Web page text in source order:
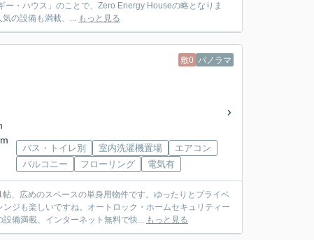
・ハウス」のことで、Zero Energy Houseの略となりま
の設備も満載、... もっと見る
敷0 パノラマ
バス・トイレ別 室内洗濯機置場
エアコン
バルコニー
フローリング 電気有
、広めのスペースの単身用物件です。ゆったりとプライベ
ジも楽しいですね。オートロック・ホームセキュリティー
備満載、インターネット無料で快... もっと見る